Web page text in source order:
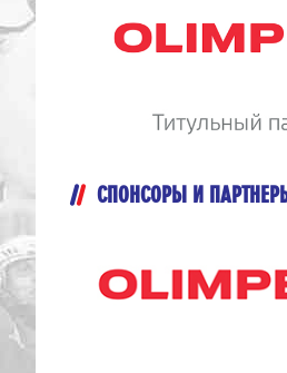
СПОНСОРЫ И